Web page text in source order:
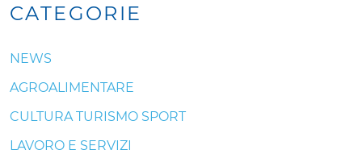
CATEGORIE
NEWS
AGROALIMENTARE
CULTURA TURISMO SPORT
LAVORO E SERVIZI